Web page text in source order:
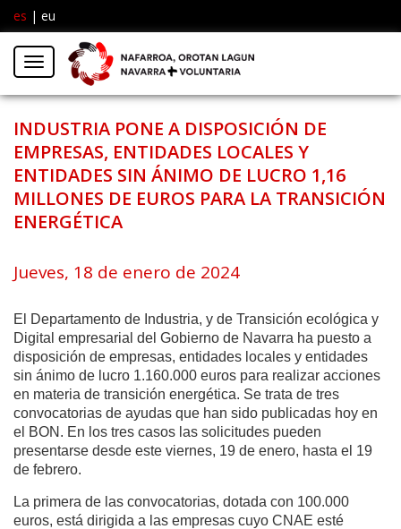
es | eu
Menú
INDUSTRIA PONE A DISPOSICIÓN DE
EMPRESAS, ENTIDADES LOCALES Y
ENTIDADES SIN ÁNIMO DE LUCRO 1,16
MILLONES DE EUROS PARA LA TRANSICIÓN
ENERGÉTICA
Jueves, 18 de enero de 2024
El Departamento de Industria, y de Transición ecológica y
Digital empresarial del Gobierno de Navarra ha puesto a
disposición de empresas, entidades locales y entidades
sin ánimo de lucro 1.160.000 euros para realizar acciones
en materia de transición energética. Se trata de tres
convocatorias de ayudas que han sido publicadas hoy en
el BON. En los tres casos las solicitudes pueden
presentarse desde este viernes, 19 de enero, hasta el 19
de febrero.
La primera de las convocatorias, dotada con 100.000
euros, está dirigida a las empresas cuyo CNAE esté